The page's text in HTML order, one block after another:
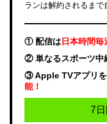
ランは解約されるまで
① 配信は日本時間毎
② 単なるスポーツ中
③ Apple TVアプリ
能！
7